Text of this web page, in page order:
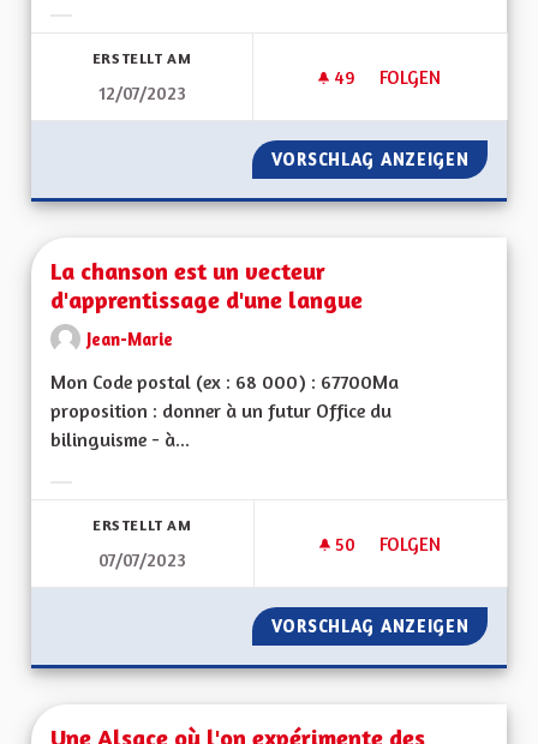
ERSTELLT AM
12/07/2023
49 49 FOLLOWER
FOLGEN
SORTIR DU GRAND
VORSCHLAG ANZEIGEN
La chanson est un vecteur
d'apprentissage d'une langue
Jean-Marie
Mon Code postal (ex : 68 000) : 67700Ma
proposition : donner à un futur Office du
bilinguisme - à...
ERSTELLT AM
07/07/2023
50 50 FOLLOWER
FOLGEN
LA CHANSON EST
VORSCHLAG ANZEIGEN LA
Une Alsace où l'on expérimente des